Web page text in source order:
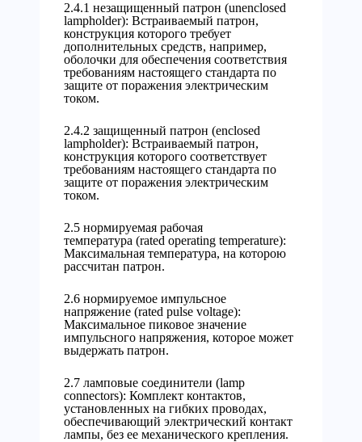
2.4.1 незащищенный патрон (unenclosed
lampholder): Встраиваемый патрон,
конструкция которого требует
дополнительных средств, например,
оболочки для обеспечения соответствия
требованиям настоящего стандарта по
защите от поражения электрическим
током.
2.4.2 защищенный патрон (enclosed
lampholder): Встраиваемый патрон,
конструкция которого соответствует
требованиям настоящего стандарта по
защите от поражения электрическим
током.
2.5 нормируемая рабочая
температура (rated operating temperature):
Максимальная температура, на которою
рассчитан патрон.
2.6 нормируемое импульсное
напряжение (rated pulse voltage):
Максимальное пиковое значение
импульсного напряжения, которое может
выдержать патрон.
2.7 ламповые соединители (lamp
connectors): Комплект контактов,
установленных на гибких проводах,
обеспечивающий электрический контакт
лампы, без ее механического крепления.